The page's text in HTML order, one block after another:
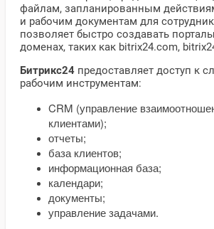
файлам, запланированным
и рабочим документам для
позволяет быстро создавать
доменах, таких как bitrix24.com,
Битрикс24 предоставляет доступ к
рабочим инструментам:
CRM (управление
клиентами);
отчеты;
база клиентов;
информационная база;
календари;
документы;
управление задачами.